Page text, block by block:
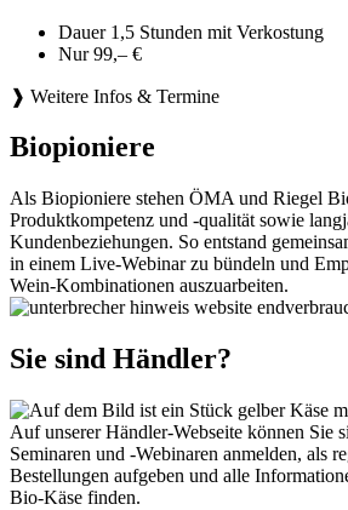
Dauer 1,5 Stunden mit Verkostung
Nur 99,– €
❱ Weitere Infos & Termine
Biopioniere
Als Biopioniere stehen ÖMA und Riegel
Produktkompetenz und -qualität sowie
Kundenbeziehungen. So entstand
in einem Live-Webinar zu bündeln und
Wein-Kombinationen auszuarbeiten.
Sie sind Händler?
Auf unserer Händler-Webseite können Sie
Seminaren und -Webinaren anmelden, als
Bestellungen aufgeben und alle
Bio-Käse finden.